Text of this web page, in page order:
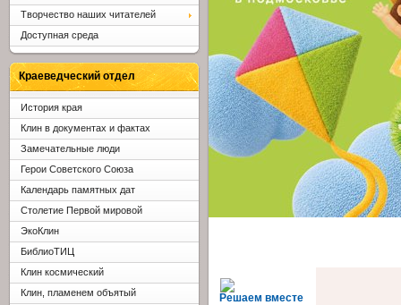
Решаем вместе
Творчество наших читателей
Доступная среда
Краеведческий отдел
История края
Клин в документах и фактах
Замечательные люди
Герои Советского Союза
Календарь памятных дат
Столетие Первой мировой
ЭкоКлин
БиблиоТИЦ
Клин космический
Клин, пламенем объятый